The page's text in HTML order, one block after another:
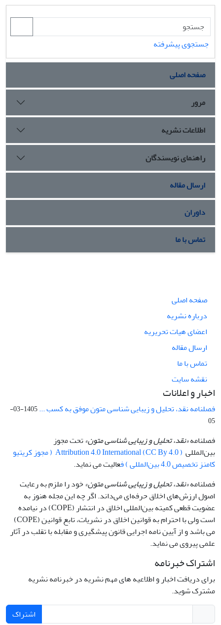
جستجوی پیشرفته
صفحه اصلی
مرور
اطلاعات نشریه
راهنمای نویسندگان
ارسال مقاله
داوران
تماس با ما
صفحه اصلی
درباره نشریه
اعضای هیات تحریریه
ارسال مقاله
تماس با ما
نقشه سایت
اخبار و اعلانات
فصلنامه نقد، تحلیل و زیبایی شناسی متون موفق به کسب ...
1405-03-
05
فصلنامه«نقد، تحلیل و زیبایی شناسی متون»تحت مجوز
بین‌المللی
Attribution 4.0 International (CC By 4.0 ) ( مجوز کریتیو
کامنز تخصیص 4.0 بین‌المللی ) ف
عالیت می نماید.
فصلنامه«نقد، تحلیل و زیبایی شناسی متون»خود را ملزم به رعایت
اصول ارزش‌های اخلاق حرفه‌ای می‌داند. اگر چه این مجله هنوز به
عضویت قطعی کمیته بین‌المللی اخلاق در انتشار (COPE) در نیامده
است ولی با احترام به قوانین اخلاق در نشریات، تابع قوانین (COPE)
می باشد و از آیین نامه اجرایی قانون پیشگیری و مقابله با تقلب در آثار
علمی پیروی می نماید.
اشتراک خبرنامه
برای دریافت اخبار و اطلاعیه های مهم نشریه در خبرنامه نشریه
مشترک شوید.
اشتراک